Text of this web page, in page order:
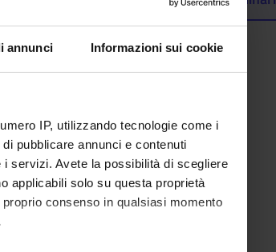
annunci Informazioni sui cookie
IP, utilizzando tecnologie come i
pubblicare annunci e contenuti
servizi. Avete la possibilità di scegliere
applicabili solo su questa proprietà
consenso in qualsiasi momento
(SSD)
ITALIANA